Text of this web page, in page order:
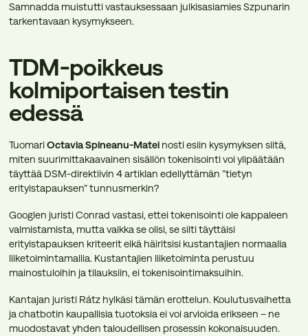
Samnadda muistutti vastauksessaan julkisasiamies Szpunarin
tarkentavaan kysymykseen.
TDM-poikkeus
kolmiportaisen testin
edessä
TuomariOctavia Spineanu-Mateinosti esiin kysymyksen siitä,
miten suurimittakaavainen sisällön tokenisointi voi ylipäätään
täyttää DSM-direktiivin 4 artiklan edellyttämän ”tietyn
erityistapauksen” tunnusmerkin?
Googlen juristi Conrad vastasi, ettei tokenisointi ole kappaleen
valmistamista, mutta vaikka se olisi, se silti täyttäisi
erityistapauksen kriteerit eikä häiritsisi kustantajien normaalia
liiketoimintamallia. Kustantajien liiketoiminta perustuu
mainostuloihin ja tilauksiin, ei tokenisointimaksuihin.
Kantajan juristi Rátz hylkäsi tämän erottelun. Koulutusvaihetta
ja chatbotin kaupallisia tuotoksia ei voi arvioida erikseen – ne
muodostavat yhden taloudellisen prosessin kokonaisuuden.